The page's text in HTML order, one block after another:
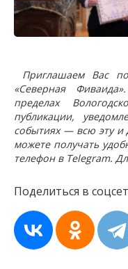
Приглашаем Вас
«Северная
пределах
публикации,
событиях — всю эту
можете получать
телефон в Telegram.
Поделиться в